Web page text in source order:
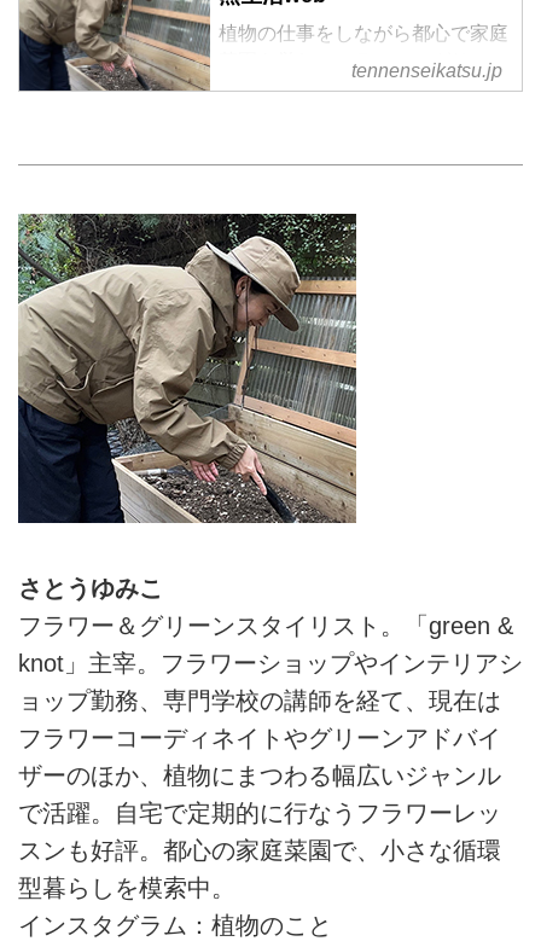
植物の仕事をしながら都心で家庭
菜園を営む、フラワー＆グリーン
スタイリストのさとうゆみこさ
tennenseikatsu.jp
さとうゆみこ
フラワー＆グリーンスタイリスト。「green &
knot」主宰。フラワーショップやインテリアシ
ョップ勤務、専門学校の講師を経て、現在は
フラワーコーディネイトやグリーンアドバイ
ザーのほか、植物にまつわる幅広いジャンル
で活躍。自宅で定期的に行なうフラワーレッ
スンも好評。都心の家庭菜園で、小さな循環
型暮らしを模索中。
インスタグラム：植物のこと